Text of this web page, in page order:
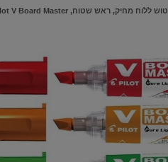
טוש ללוח מחיק, ראש שטוח, Pilot V Board Master